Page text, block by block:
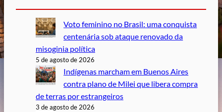
Voto feminino no Brasil: uma conquista
centenária sob ataque renovado da
misoginia política
5 de agosto de 2026
Indígenas marcham em Buenos Aires
contra plano de Milei que libera compra
de terras por estrangeiros
3 de agosto de 2026